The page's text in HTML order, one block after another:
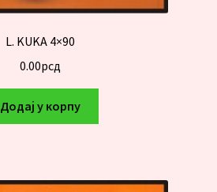
L. KUKA 4×90
0.00рсд
Додај у корпу